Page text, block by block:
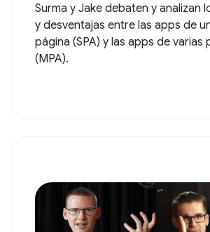
Surma y Jake debaten y analizan
y desventajas entre las apps de
página (SPA) y las apps de varias
(MPA).